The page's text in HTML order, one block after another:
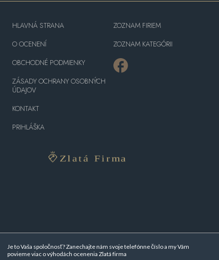
Je to Vaša spoločnosť? Zanechajte nám svoje telefónne číslo a my Vám
povieme viac ovýhodách ocenenia Zlatá firma
HLAVNÁ STRANA
O OCENENÍ
OBCHODNÉ PODMIENKY
ZÁSADY OCHRANY OSOBNÝCH
ÚDAJOV
KONTAKT
PRIHLÁŠKA
ZOZNAM FIRIEM
ZOZNAM KATEGÓRII